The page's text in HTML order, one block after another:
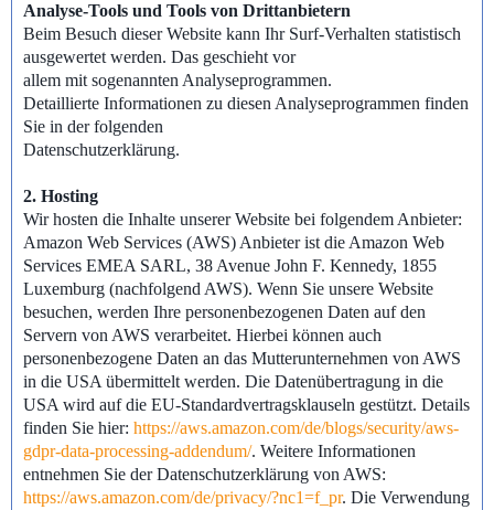
Analyse-Tools und Tools von Drittanbietern
Beim Besuch dieser Website kann Ihr Surf-Verhalten statistisch
ausgewertet werden. Das geschieht vor
allem mit sogenannten Analyseprogrammen.
Detaillierte Informationen zu diesen Analyseprogrammen finden
Sie in der folgenden
Datenschutzerklärung.
2. Hosting
Wir hosten die Inhalte unserer Website bei folgendem Anbieter:
Amazon Web Services (AWS) Anbieter ist die Amazon Web
Services EMEA SARL, 38 Avenue John F. Kennedy, 1855
Luxemburg (nachfolgend AWS). Wenn Sie unsere Website
besuchen, werden Ihre personenbezogenen Daten auf den
Servern von AWS verarbeitet. Hierbei können auch
personenbezogene Daten an das Mutterunternehmen von AWS
in die USA übermittelt werden. Die Datenübertragung in die
USA wird auf die EU-Standardvertragsklauseln gestützt. Details
finden Sie hier: https://aws.amazon.com/de/blogs/security/aws-
gdpr-data-processing-addendum/. Weitere Informationen
entnehmen Sie der Datenschutzerklärung von AWS:
https://aws.amazon.com/de/privacy/?nc1=f_pr. Die Verwendung